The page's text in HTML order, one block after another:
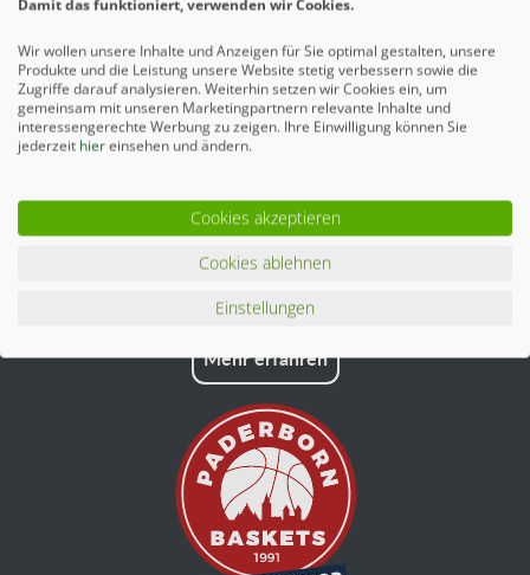
Mehr erfahren
Damit das funktioniert, verwenden wir Cookies.
Wir wollen unsere Inhalte und Anzeigen für Sie optimal gestalten, unsere
Produkte und die Leistung unsere Website stetig verbessern sowie die
Zugriffe darauf analysieren. Weiterhin setzen wir Cookies ein, um
gemeinsam mit unseren Marketingpartnern relevante Inhalte und
interessengerechte Werbung zu zeigen. Ihre Einwilligung können Sie
jederzeit hiereinsehen und ändern.
Cookies akzeptieren
Cookies ablehnen
Einstellungen